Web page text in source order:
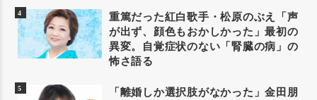
重篤だった紅白歌手・松原のぶえ「声
が出ず、顔色もおかしかった」最初の
異変。自覚症状のない「腎臓の病」の
怖さ語る
「離婚しか選択肢がなかった」金田朋